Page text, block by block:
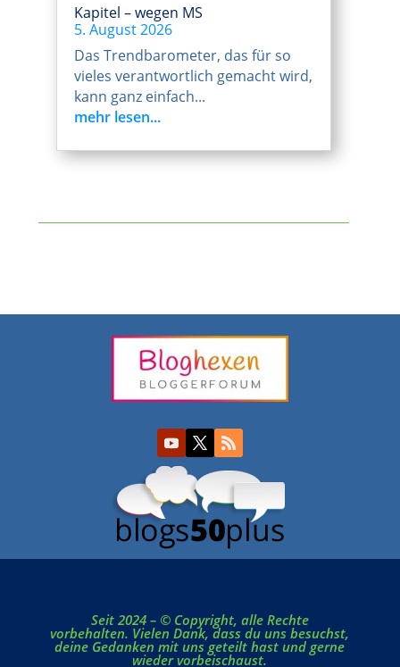
Kapitel – wegen MS
5. August 2026
Das Trendbarometer, das für so
vieles verantwortlich gemacht wird,
kann ganz einfach...
mehr lesen...
Seit 2024 – © Copyright, alle Rechte
vorbehalten. Vielen Dank, dass du uns besuchst,
deine Gedanken mit uns geteilt hast und gerne
wieder vorbeischaust.